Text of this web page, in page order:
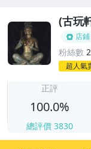
(古玩
店鋪
粉絲數
超人氣
正評
100.0%
總評價 3830